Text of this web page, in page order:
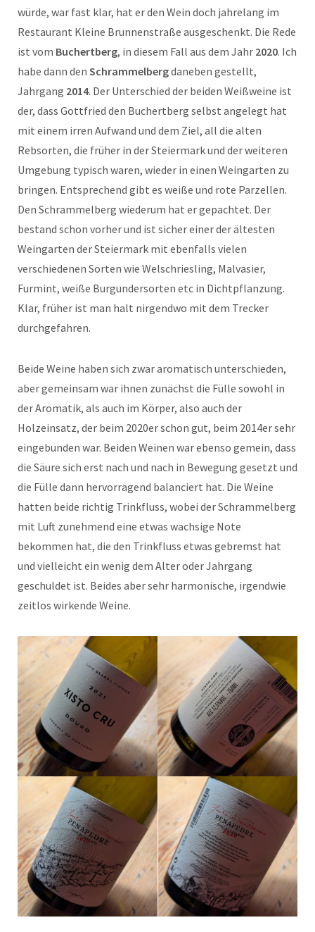
würde, war fast klar, hat er den Wein doch jahrelang im
Restaurant Kleine Brunnenstraße ausgeschenkt. Die Rede
ist vom Buchertberg, in diesem Fall aus dem Jahr 2020. Ich
habe dann den Schrammelbergdaneben gestellt,
Jahrgang 2014. Der Unterschied der beiden Weißweine ist
der, dass Gottfried den Buchertberg selbst angelegt hat
mit einem irren Aufwand und dem Ziel, all die alten
Rebsorten, die früher in der Steiermark und der weiteren
Umgebung typisch waren, wieder in einen Weingarten zu
bringen. Entsprechend gibt es weiße und rote Parzellen.
Den Schrammelberg wiederum hat er gepachtet. Der
bestand schon vorher und ist sicher einer der ältesten
Weingarten der Steiermark mit ebenfalls vielen
verschiedenen Sorten wie Welschriesling, Malvasier,
Furmint, weiße Burgundersorten etc in Dichtpflanzung.
Klar, früher ist man halt nirgendwo mit dem Trecker
durchgefahren.
Beide Weine haben sich zwar aromatisch unterschieden,
aber gemeinsam war ihnen zunächst die Fülle sowohl in
der Aromatik, als auch im Körper, also auch der
Holzeinsatz, der beim 2020er schon gut, beim 2014er sehr
eingebunden war. Beiden Weinen war ebenso gemein, dass
die Säure sich erst nach und nach in Bewegung gesetzt und
die Fülle dann hervorragend balanciert hat. Die Weine
hatten beide richtig Trinkfluss, wobei der Schrammelberg
mit Luft zunehmend eine etwas wachsige Note
bekommen hat, die den Trinkfluss etwas gebremst hat
und vielleicht ein wenig dem Alter oder Jahrgang
geschuldet ist. Beides aber sehr harmonische, irgendwie
zeitlos wirkende Weine.